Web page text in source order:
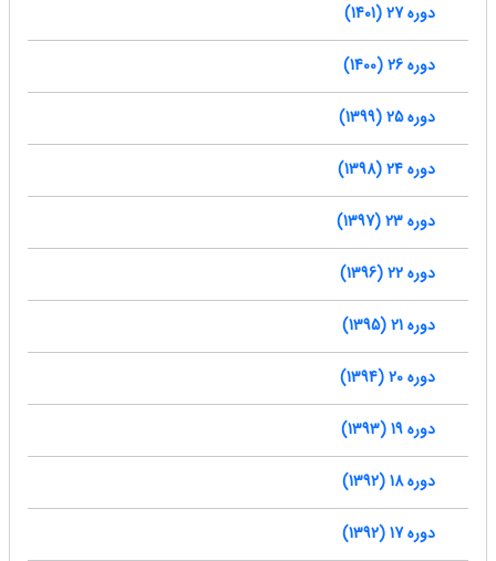
دوره 27 (1401)
دوره 26 (1400)
دوره 25 (1399)
دوره 24 (1398)
دوره 23 (1397)
دوره 22 (1396)
دوره 21 (1395)
دوره 20 (1394)
دوره 19 (1393)
دوره 18 (1392)
دوره 17 (1392)